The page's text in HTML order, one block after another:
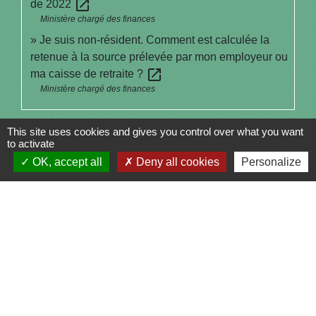
de 2022 open_in_new
Ministère chargé des finances
Je suis non-résident. Comment est calculée la
retenue à la source prélevée par mon employeur ou
ma caisse de retraite ? open_in_new
Ministère chargé des finances
Signaler une erreur sur cette page
This site uses cookies and gives you control over what you want
to activate
OK, accept all
Deny all cookies Personalize